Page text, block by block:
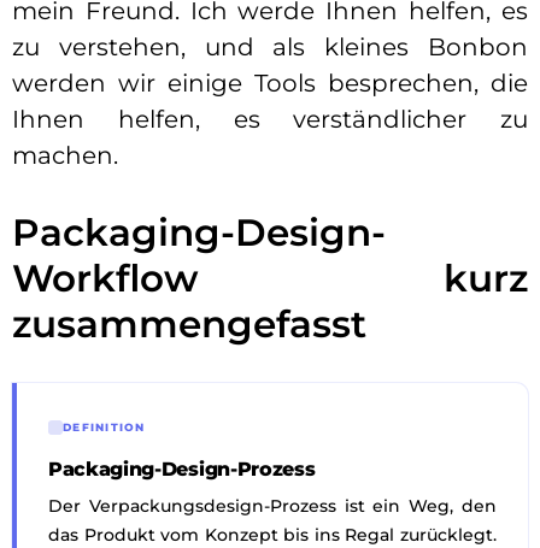
mein Freund. Ich werde Ihnen helfen, es
zu verstehen, und als kleines Bonbon
werden wir einige Tools besprechen, die
Ihnen helfen, es verständlicher zu
machen.
Packaging-Design-
Workflow kurz
zusammengefasst
DEFINITION
Packaging-Design-Prozess
Der Verpackungsdesign-Prozess ist ein Weg, den
das Produkt vom Konzept bis ins Regal zurücklegt.